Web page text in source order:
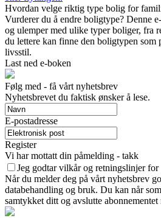
Hvordan velge riktig type bolig for
Vurderer du å endre boligtype? Denne
og ulemper med ulike typer boliger, fra
du lettere kan finne den boligtypen som
livsstil.
Last ned e-boken
Følg med - få vårt nyhetsbrev
Nyhetsbrevet du faktisk ønsker å lese.
E-postadresse
Register
Vi har mottatt din påmelding - takk
Jeg godtar vilkår og retningslinjer for
Når du melder deg på vårt nyhetsbrev
databehandling og bruk. Du kan når
samtykket ditt og avslutte